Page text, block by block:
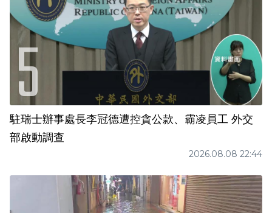
駐瑞士辦事處長李冠德遭控貪公款、霸凌員工 外交
部啟動調查
2026.08.08 22:44